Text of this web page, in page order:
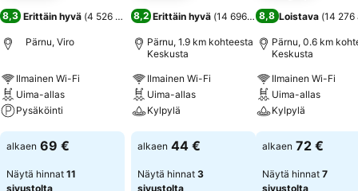
8,3 Erittäin hyvä (4 526 arviota)
Pärnu, Viro
Ilmainen Wi-Fi
Uima-allas
Pysäköinti
Katso hinnat
alkaen 69 €
Näytä hinnat 11
sivustolta
8,2 Erittäin hyvä (14 696 arviota)
Pärnu, 1.9 km kohteesta
Keskusta
Ilmainen Wi-Fi
Uima-allas
Kylpylä
Katso hinnat
alkaen 44 €
Näytä hinnat 3
sivustolta
8,8 Loistava (14 276
Pärnu, 0.6 km
Keskusta
Ilmainen Wi-Fi
Uima-allas
Kylpylä
Katso hinnat
alkaen 72 €
Näytä hinnat 7
sivustolta